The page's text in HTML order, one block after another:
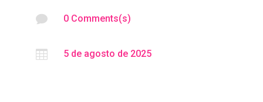
 0 Comments(s)
 5 de agosto de 2025